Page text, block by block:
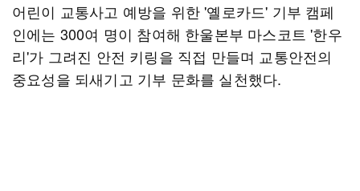
어린이 교통사고 예방을 위한 '옐로카드' 기부 캠페
인에는 300여 명이 참여해 한울본부 마스코트 '한우
리'가 그려진 안전 키링을 직접 만들며 교통안전의
중요성을 되새기고 기부 문화를 실천했다.